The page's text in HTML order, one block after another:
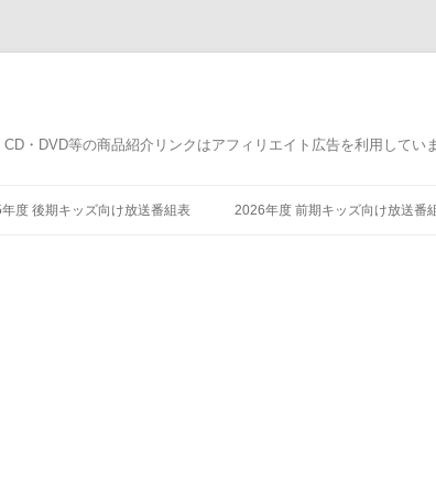
・DVD等の商品紹介リンクはアフィリエイト広告を利用してい
ン
度 後期キッズ向け放送番組表 2026年度 前期キッズ向け放送番